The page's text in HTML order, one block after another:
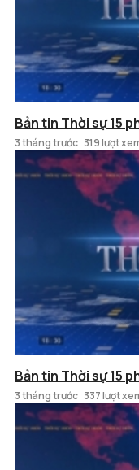
Bản tin Thời sự 15
3 tháng trước 319 lượt
Bản tin Thời sự 15
3 tháng trước 337 lượt